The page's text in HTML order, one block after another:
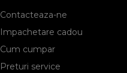
Contacteaza-ne
Impachetare cadou
Cum cumpar
Preturi service